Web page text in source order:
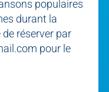
populaires
durant la
réserver par
pour le